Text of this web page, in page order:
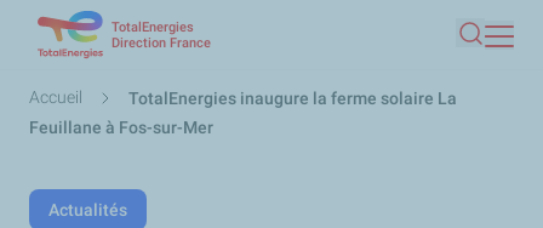
contenu
TotalEnergies
Direction France
Fil
d'Ariane
Accueil
TotalEnergies inaugure la ferme solaire La
Feuillane à Fos-sur-Mer
Actualités